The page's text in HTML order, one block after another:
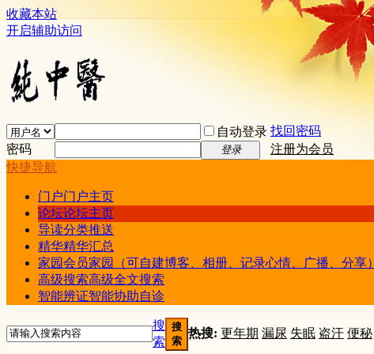
收藏本站
开启辅助访问
自动登录 找回密码
密码
登录
注册为会员
快捷导航
门户门户主页
论坛论坛主页
导读分类推送
精华精华汇总
家园会员家园（可自建博客、相册、记录心情、广播、分享）
高级搜索高级全文搜索
智能辨证智能协助自诊
搜
索
搜
索
热搜: 更年期 漏尿 失眠 盗汗 便秘